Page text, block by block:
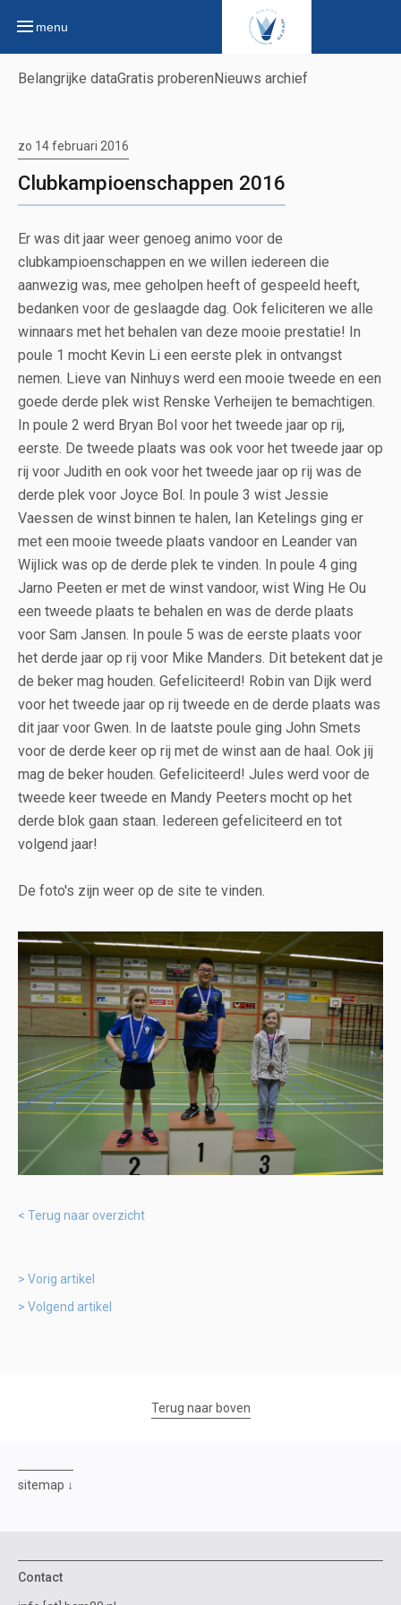
menu
Belangrijke dataGratis proberen Nieuws archief
zo 14 februari 2016
Clubkampioenschappen 2016
Er was dit jaar weer genoeg animo voor de
clubkampioenschappen en we willen iedereen die
aanwezig was, mee geholpen heeft of gespeeld heeft,
bedanken voor de geslaagde dag. Ook feliciteren we alle
winnaars met het behalen van deze mooie prestatie! In
poule 1 mocht Kevin Li een eerste plek in ontvangst
nemen. Lieve van Ninhuys werd een mooie tweede en een
goede derde plek wist Renske Verheijen te bemachtigen.
In poule 2 werd Bryan Bol voor het tweede jaar op rij,
eerste. De tweede plaats was ook voor het tweede jaar op
rij voor Judith en ook voor het tweede jaar op rij was de
derde plek voor Joyce Bol. In poule 3 wist Jessie
Vaessen de winst binnen te halen, Ian Ketelings ging er
met een mooie tweede plaats vandoor en Leander van
Wijlick was op de derde plek te vinden. In poule 4 ging
Jarno Peeten er met de winst vandoor, wist Wing He Ou
een tweede plaats te behalen en was de derde plaats
voor Sam Jansen. In poule 5 was de eerste plaats voor
het derde jaar op rij voor Mike Manders. Dit betekent dat je
de beker mag houden. Gefeliciteerd! Robin van Dijk werd
voor het tweede jaar op rij tweede en de derde plaats was
dit jaar voor Gwen. In de laatste poule ging John Smets
voor de derde keer op rij met de winst aan de haal. Ook jij
mag de beker houden. Gefeliciteerd! Jules werd voor de
tweede keer tweede en Mandy Peeters mocht op het
derde blok gaan staan. Iedereen gefeliciteerd en tot
volgend jaar!
De foto's zijn weer op de site te vinden.
Terug naar overzicht
Vorig artikel
Volgend artikel
Terug naar boven
sitemap
Contact